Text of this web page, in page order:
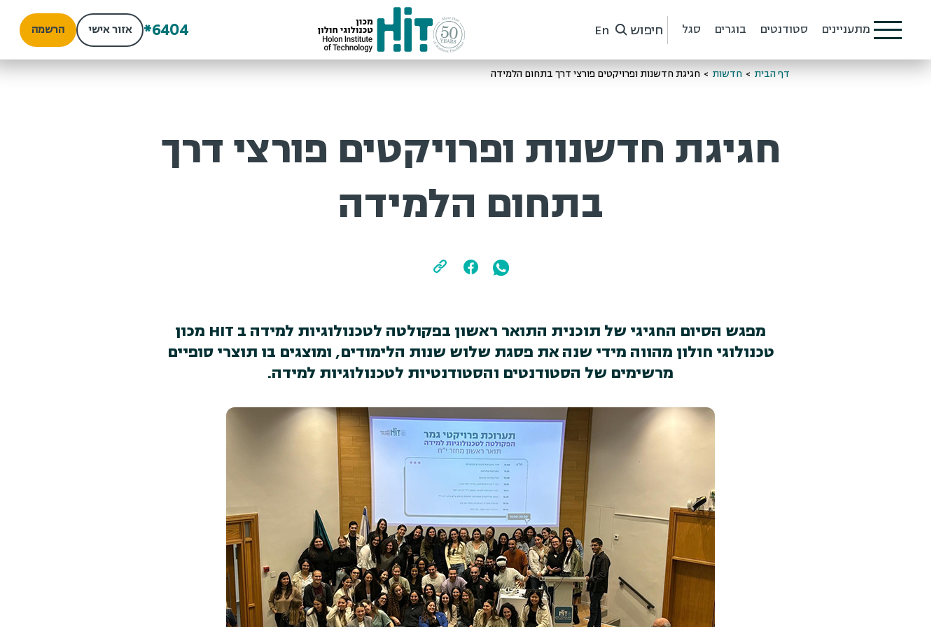
מתעניינים סטודנטים בוגרים סגל חיפוש En
*6404 אזור אישי הרשמה
דף הבית > חדשות > חגיגת חדשנות ופרויקטים פורצי דרך בתחום הלמידה
חגיגת חדשנות ופרויקטים פורצי דרך
בתחום הלמידה
מפגש הסיום החגיגי של תוכנית התואר ראשון בפקולטה לטכנולוגיות למידה ב HIT מכון
טכנולוגי חולון מהווה מידי שנה את פסגת שלוש שנות הלימודים, ומוצגים בו תוצרי סופיים
מרשימים של הסטודנטים והסטודנטיות לטכנולוגיות למידה.